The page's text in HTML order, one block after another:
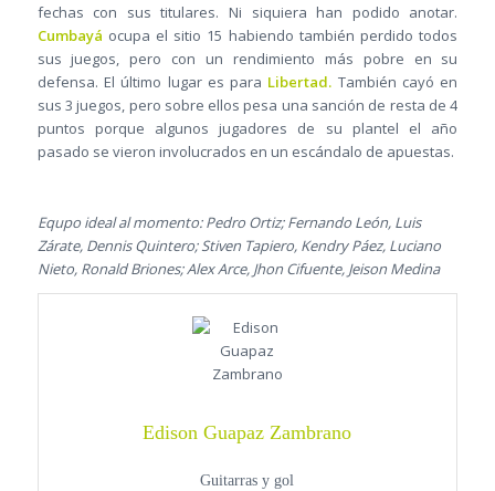
fechas con sus titulares. Ni siquiera han podido anotar.
Cumbayá ocupa el sitio 15 habiendo también perdido todos
sus juegos, pero con un rendimiento más pobre en su
defensa. El último lugar es para Libertad. También cayó en
sus 3 juegos, pero sobre ellos pesa una sanción de resta de 4
puntos porque algunos jugadores de su plantel el año
pasado se vieron involucrados en un escándalo de apuestas.
Equpo ideal al momento: Pedro Ortiz; Fernando León, Luis
Zárate, Dennis Quintero; Stiven Tapiero, Kendry Páez, Luciano
Nieto, Ronald Briones; Alex Arce, Jhon Cifuente, Jeison Medina
Edison Guapaz Zambrano
Guitarras y gol